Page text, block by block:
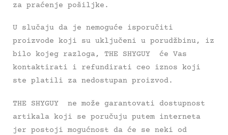
za praćenje pošiljke.
U slučaju da je nemoguće isporučiti
proizvode koji su uključeni u porudžbinu, iz
bilo kojeg razloga, THE SHYGUY će Vas
kontaktirati i refundirati ceo iznos koji
ste platili za nedostupan proizvod.
THE SHYGUY ne može garantovati dostupnost
artikala koji se poručuju putem interneta
jer postoji mogućnost da će se neki od